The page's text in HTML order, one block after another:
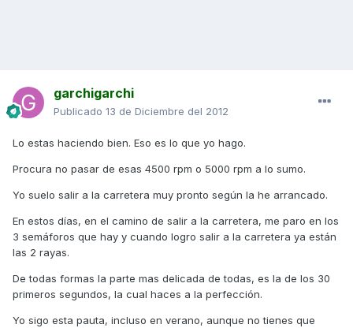
garchigarchi
Publicado 13 de Diciembre del 2012
Lo estas haciendo bien. Eso es lo que yo hago.
Procura no pasar de esas 4500 rpm o 5000 rpm a lo sumo.
Yo suelo salir a la carretera muy pronto según la he arrancado.
En estos días, en el camino de salir a la carretera, me paro en los
3 semáforos que hay y cuando logro salir a la carretera ya están
las 2 rayas.
De todas formas la parte mas delicada de todas, es la de los 30
primeros segundos, la cual haces a la perfección.
Yo sigo esta pauta, incluso en verano, aunque no tienes que